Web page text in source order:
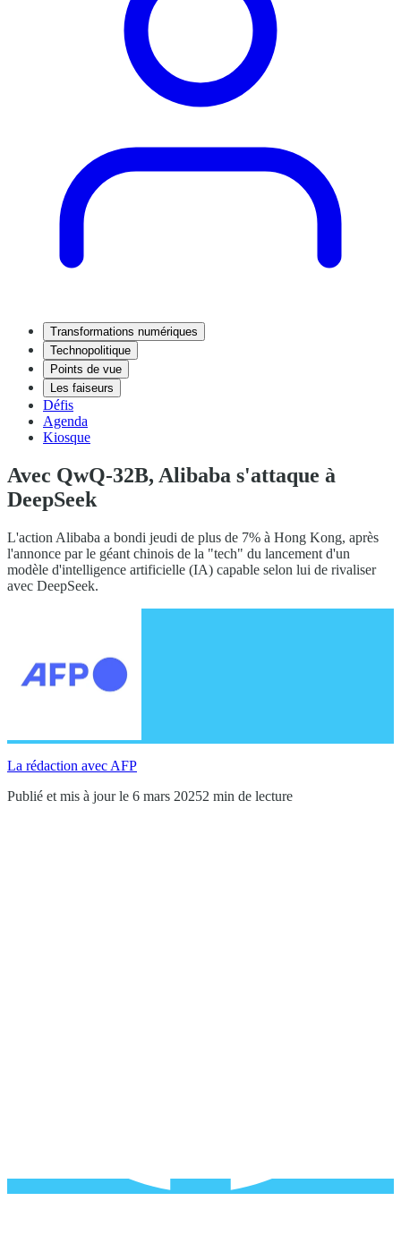
Transformations numériques
Technopolitique
Points de vue
Les faiseurs
Défis
Agenda
Kiosque
Avec QwQ-32B, Alibaba s'attaque à
DeepSeek
L'action Alibaba a bondi jeudi de plus de 7% à Hong Kong, après
l'annonce par le géant chinois de la "tech" du lancement d'un
modèle d'intelligence artificielle (IA) capable selon lui de rivaliser
avec DeepSeek.
La rédaction avec AFP
Publié et mis à jour le 6 mars 20252 min de lecture